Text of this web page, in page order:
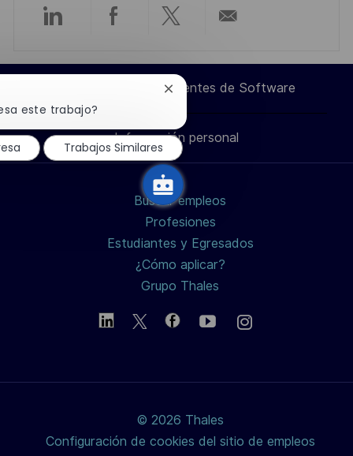
Compartir
a
través
de
Compartir
a
de
Facebook
Compartir
a
través
de
twitter
/
X
por
correo
electrónico
Ingeniero de Componentes de Software
Información personal
Buscar empleos
Profesiones
Estudiantes y Egresados
¿Cómo aplicar?
Grupo Thales
© 2026 Thales
Configuración de cookies del sitio de empleos
este trabajo?
Cerrar
de
chatbot
Trabajos Similares